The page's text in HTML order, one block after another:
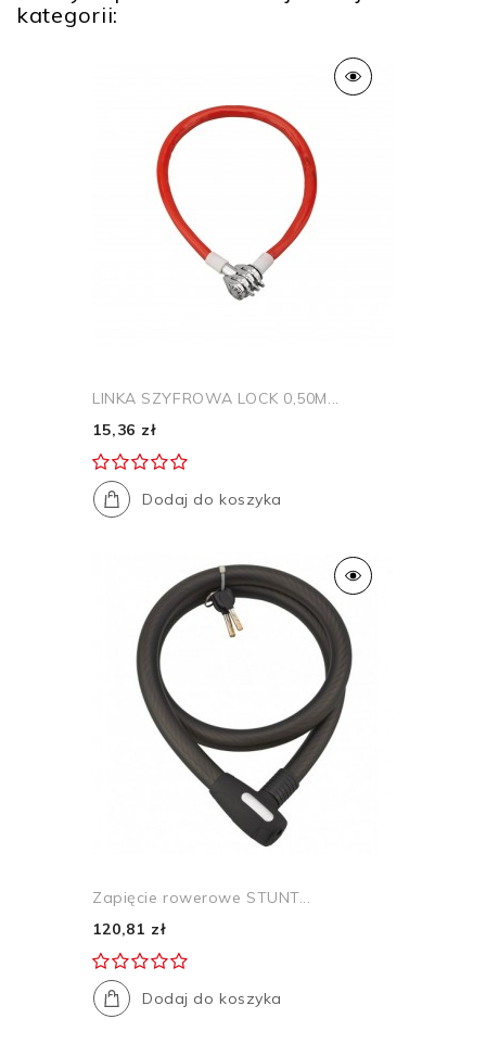
kategorii:
LINKA SZYFROWA LOCK 0,50M...
15,36 zł
Dodaj do koszyka
Zapięcie rowerowe STUNT...
120,81 zł
Dodaj do koszyka